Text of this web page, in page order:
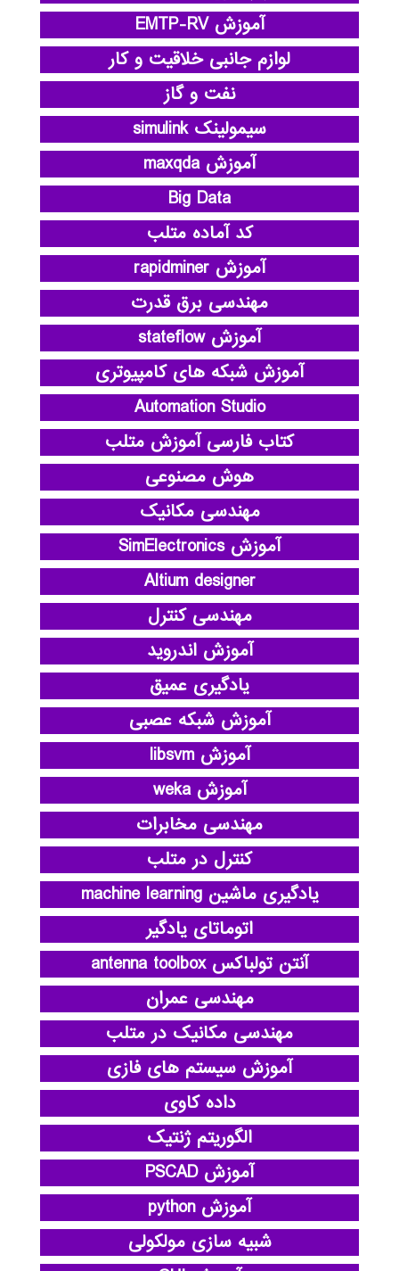
آموزش EMTP-RV
لوازم جانبی خلاقیت و کار
نفت و گاز
سیمولینک simulink
آموزش maxqda
Big Data
کد آماده متلب
آموزش rapidminer
مهندسی برق قدرت
آموزش stateflow
آموزش شبکه های کامپیوتری
Automation Studio
کتاب فارسی آموزش متلب
هوش مصنوعی
مهندسی مکانیک
آموزش SimElectronics
Altium designer
مهندسی کنترل
آموزش اندروید
یادگیری عمیق
آموزش شبکه عصبی
آموزش libsvm
آموزش weka
مهندسی مخابرات
کنترل در متلب
یادگیری ماشین machine learning
اتوماتای یادگیر
آنتن تولباکس antenna toolbox
مهندسی عمران
مهندسی مکانیک در متلب
آموزش سیستم های فازی
داده کاوی
الگوریتم ژنتیک
آموزش PSCAD
آموزش python
شبیه سازی مولکولی